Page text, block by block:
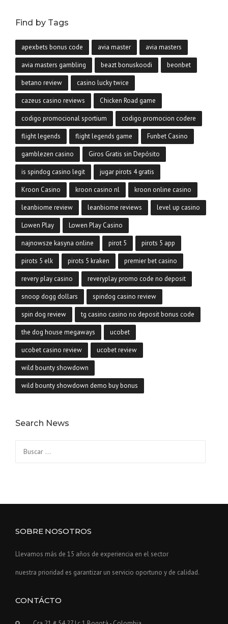
Find by Tags
apexbets bonus code avia master avia masters
avia masters gambling beazt bonuskoodi beonbet
betano review casino lucky twice
cazeus casino reviews Chicken Road game
codigo promocional sportium codigo promocion codere
flight legends flight legends game Funbet Casino
gamblezen casino Giros Gratis sin Depósito
is spindog casino legit jugar pirots 4 gratis
Kroon Casino kroon casino nl kroon online casino
leanbiome review leanbiome reviews level up casino
Lowen Play Lowen Play Casino
najnowsze kasyna online pirot 5 pirots 5 app
pirots 5 elk pirots 5 kraken premier bet casino
revery play casino reveryplay promo code no deposit
snoop dogg dollars spindog casino review
spin dog review tg casino casino no deposit bonus code
the dog house megaways ucobet
ucobet casino review ucobet review
wild bounty showdown
wild bounty showdown demo buy bonus
Search News
SOBRE NOSOTROS
Llevamos más de 15 años de experiencia en el sector
nuestra prioridad es garantizar un servicio oportuno y de calidad.
CONTÁCTO